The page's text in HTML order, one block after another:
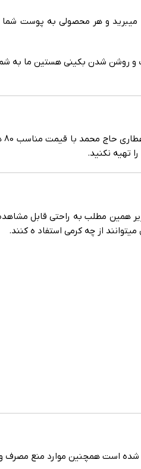
و هر محصولی به پوست شما
و روشن شدن بکینی هستین ما به
تهیه نکنید.
از چه کرمی استفاد ه کنند.
است همچنین موارد منع مصرف و